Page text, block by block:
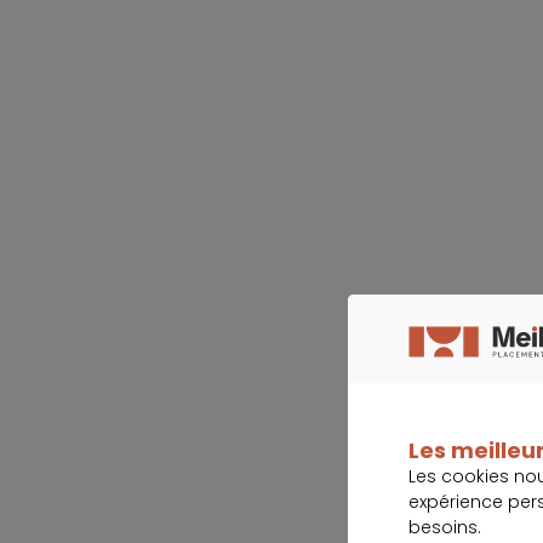
Les
Les cookies
expérience
besoins.